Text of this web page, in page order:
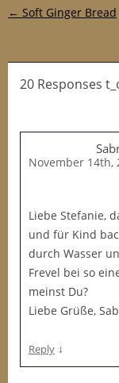
Post navigation
← Soft Ginger Bread
20 Responses
November 14th,
Liebe Stefanie,
und für Kind
durch Wasser
Frevel bei so
meinst Du?
Liebe Grüße,
Reply ↓